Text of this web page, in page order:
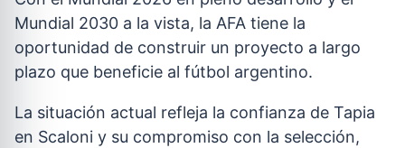
Mundial 2030 a la vista, la AFA tiene la
oportunidad de construir un proyecto a largo
plazo que beneficie al fútbol argentino.
La situación actual refleja la confianza de Tapia
en Scaloni y su compromiso con la selección,